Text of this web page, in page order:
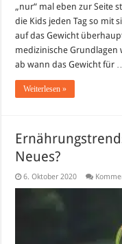
„nur“ mal eben zur Seite
die Kids jeden Tag so mit
auf das Gewicht
medizinische Grundlagen
ab wann das Gewicht für …
Weiterlesen »
Neues?
6. Oktober 2020